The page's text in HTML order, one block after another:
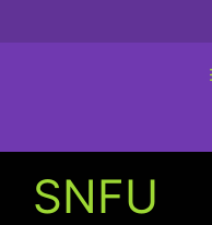
Inhalt
SNFU